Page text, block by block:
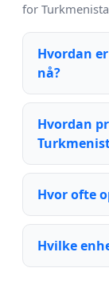
for
Hvordan
nå?
Hvordan
Hvor ofte
Hvilke